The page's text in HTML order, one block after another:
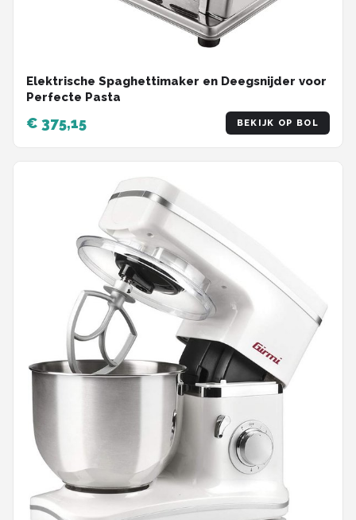
Elektrische Spaghettimaker en Deegsnijder voor
Perfecte Pasta
€ 375,15 BEKIJK OP BOL